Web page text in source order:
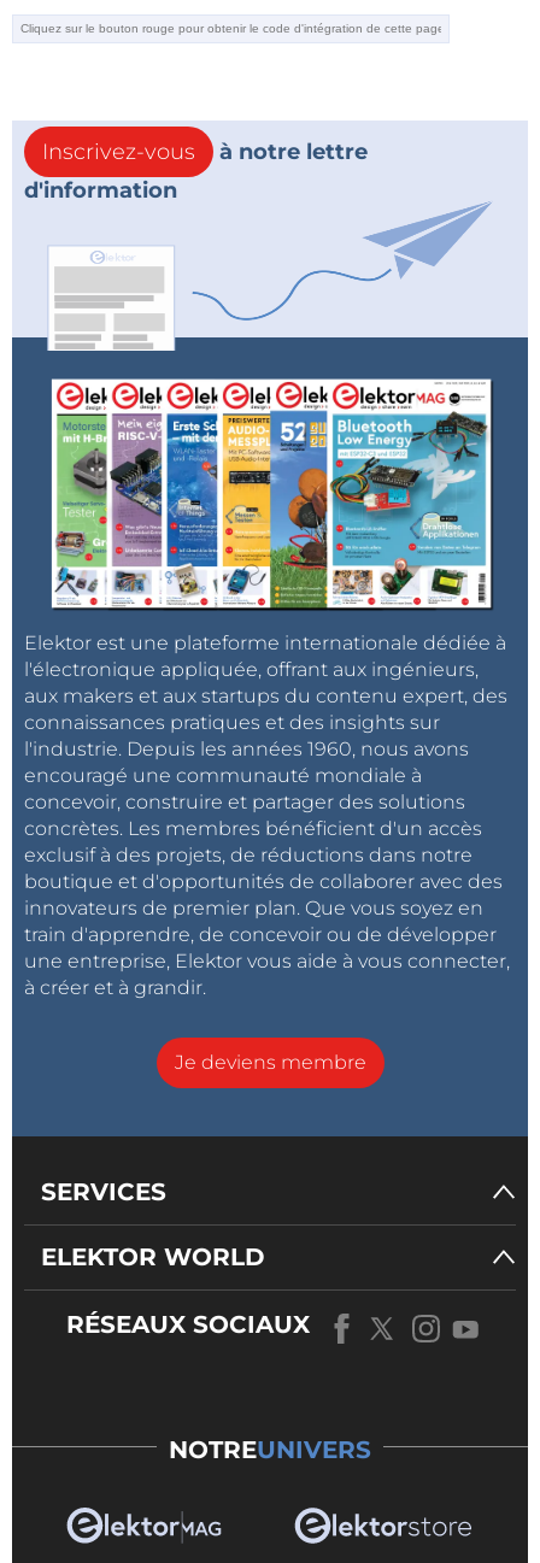
Inscrivez-vous
à notre lettre
d'information
Elektor est une plateforme internationale dédiée à
l'électronique appliquée, offrant aux ingénieurs,
aux makers et aux startups du contenu expert, des
connaissances pratiques et des insights sur
l'industrie. Depuis les années 1960, nous avons
encouragé une communauté mondiale à
concevoir, construire et partager des solutions
concrètes. Les membres bénéficient d'un accès
exclusif à des projets, de réductions dans notre
boutique et d'opportunités de collaborer avec des
innovateurs de premier plan. Que vous soyez en
train d'apprendre, de concevoir ou de développer
une entreprise, Elektor vous aide à vous connecter,
à créer et à grandir.
Je deviens membre
SERVICES
ELEKTOR WORLD
RÉSEAUX SOCIAUX
NOTREUNIVERS